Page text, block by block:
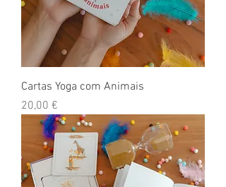
Cartas Yoga com Animais
Preço
20,00 €